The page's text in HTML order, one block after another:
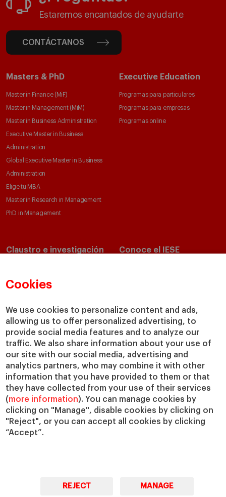
Cookies
We use cookies to personalize content and ads,
allowing us to offer personalized advertising, to
provide social media features and to analyze our
traffic. We also share information about your use of
our site with our social media, advertising and
analytics partners, who may combine it with other
information that you have provided to them or that
they have collected from your use of their services
(more information). You can manage cookies by
clicking on "Manage", disable cookies by clicking on
"Reject", or you can accept all cookies by clicking
“Accept”.
REJECT MANAGE
Estaremos encantados de ayudarte
CONTÁCTANOS
Masters & PhD
Master in Finance (MiF)
Master in Management (MiM)
Master in Business Administration
Executive Master in Business
Administration
Global Executive Master in Business
Administration
Elige tu MBA
Master in Research in Management
PhD in Management
Executive Education
Programas para particulares
Programas para empresas
Programas online
Claustro e investigación
Departamentos académicos
Cátedras
IESE Insight
IESE Publishing
Conoce el IESE
Nuestro impacto
Colabora con el IESE
Servicios
Biblioteca
Canal de Compliance
Capellanía
IESE Shop
Jobs @IESE
Préstamos y becas